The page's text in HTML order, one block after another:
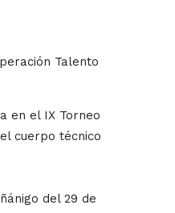
Talento
en el IX Torneo
cuerpo técnico
del 29 de